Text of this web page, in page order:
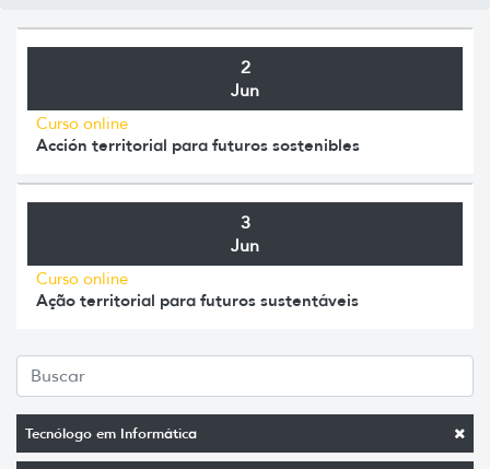
Tecnólogo em Informática
2
Jun
Curso online
Acción territorial para futuros sostenibles
3
Jun
Curso online
Ação territorial para futuros sustentáveis